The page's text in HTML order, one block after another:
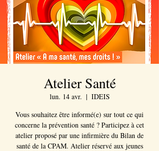
Atelier Santé
lun. 14 avr.
  |
IDEIS
Vous souhaitez être informé(e) sur tout ce qui
concerne la prévention santé ? Participez à cet
atelier proposé par une infirmière du Bilan de
santé de la CPAM. Atelier réservé aux jeunes